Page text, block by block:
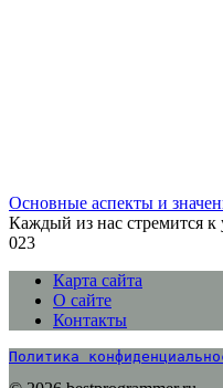
Основные аспекты и
Каждый из нас стремится к
023
Карта сайта
О сайте
Контакты
Политика